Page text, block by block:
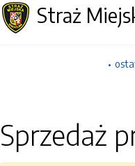
Straż
Sprzedaż